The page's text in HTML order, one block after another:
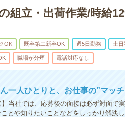
組立・出荷作業/時給
OK 既卒第二新卒OK 週5日勤務 土日
職場が分煙 電話対応なし
一人ひとりと、お仕事の”マッ
】当社では、応募後の面接は必ず対面で
とや知りたいことなどをしっかり解決